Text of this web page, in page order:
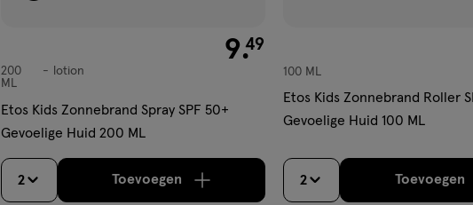
€ 9.49
9.49
lotion
200
ML
lotion
Etos Kids Zonnebrand Spray SPF 50+
Gevoelige Huid 200 ML
2 Toevoegenverhoog aantal met één, Limiet bereikt.Je kan
100 ML
Etos Kids Zonnebrand Roller
Gevoelige Huid 100 ML
2 Toevoegen